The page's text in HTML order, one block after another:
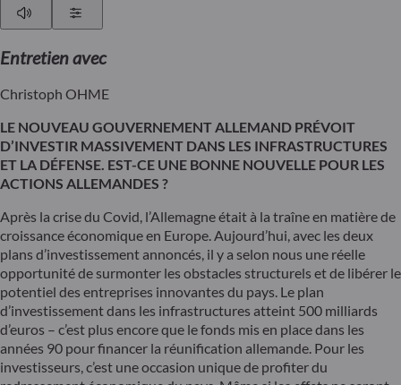
Entretien avec
Christoph OHME
LE NOUVEAU GOUVERNEMENT ALLEMAND PRÉVOIT
D’INVESTIR MASSIVEMENT DANS LES INFRASTRUCTURES
ET LA DÉFENSE. EST-CE UNE BONNE NOUVELLE POUR LES
ACTIONS ALLEMANDES ?
Après la crise du Covid, l’Allemagne était à la traîne en matière de
croissance économique en Europe. Aujourd’hui, avec les deux
plans d’investissement annoncés, il y a selon nous une réelle
opportunité de surmonter les obstacles structurels et de libérer le
potentiel des entreprises innovantes du pays. Le plan
d’investissement dans les infrastructures atteint 500 milliards
d’euros – c’est plus encore que le fonds mis en place dans les
années 90 pour financer la réunification allemande. Pour les
investisseurs, c’est une occasion unique de profiter du